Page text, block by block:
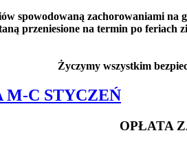
spowodowaną zachorowaniami
przeniesione na termin po
Życzymy wszystkim
M-C STYCZEŃ
OPŁATA